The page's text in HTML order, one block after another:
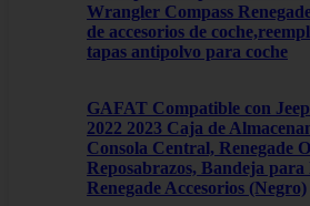
Wrangler Compass
de accesorios de
tapas antipolvo para coche
GAFAT Compatible con
2022 2023 Caja de
Consola Central, Renegade
Reposabrazos, Bandeja
Renegade Accesorios (Negro)